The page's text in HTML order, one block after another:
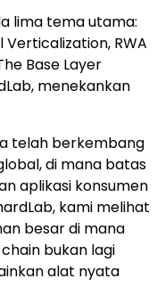
lima tema utama:
RWA
Base Layer
menekankan
telah berkembang
di mana batas
aplikasi konsumen
kami melihat
besar di mana
bukan lagi
alat nyata